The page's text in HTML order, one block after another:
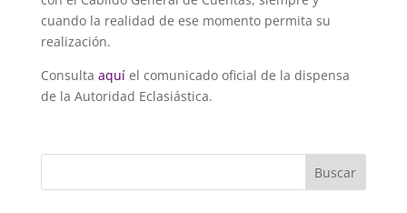
cuando la realidad de ese momento permita su
realización.
Consulta aquíel comunicado oficial de la dispensa
de la Autoridad Eclasiástica.